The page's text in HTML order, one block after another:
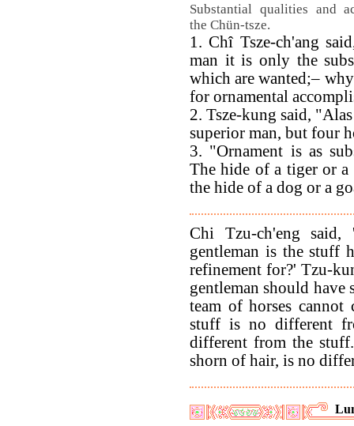
Substantial qualities and
the Chün-tsze.
1. Chî Tsze-ch'ang
man it is only the
which are wanted;–
for ornamental
2. Tsze-kung said,
superior man, but four
3. "Ornament is as
The hide of a tiger or
the hide of a dog or a
Chi Tzu-ch'eng
gentleman is the stuff
refinement for?' Tzu-
gentleman should have
team of horses
stuff is no different
different from the
shorn of hair, is no